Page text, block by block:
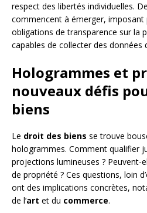
respect des libertés individuelles.
commencent à émerger, imposant
obligations de transparence sur la
capables de collecter des données
Hologrammes et
nouveaux défis
biens
Le droit des biens se trouve
hologrammes. Comment qualifier
projections lumineuses ? Peuvent-
de propriété ? Ces questions, loin
ont des implications concrètes,
de l’art et du commerce.